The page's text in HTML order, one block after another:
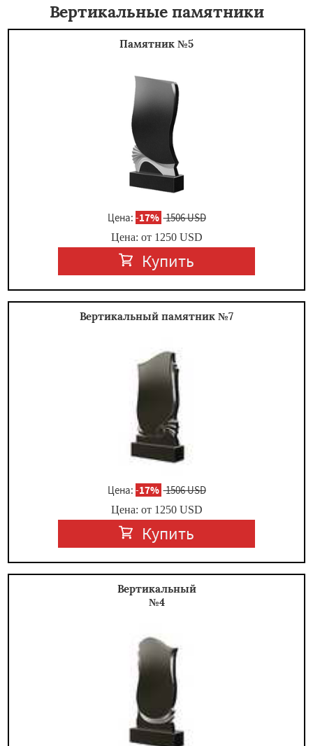
Вертикальные памятники
Памятник №5
Цена: -17% 1506 USD
Цена: от 1250USD
Купить
Вертикальный памятник №7
Цена: -17% 1506 USD
Цена: от 1250USD
Купить
Вертикальный
№4